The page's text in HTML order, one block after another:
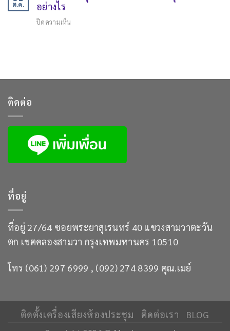
ต.ค.
อย่างไร
ปิดความเห็น
ติดต่อ
ที่อยู่
ที่อยู่ 27/64 ซอยพระยาสุเรนทร์ 40 แขวงสามวาตะวัน
ตก เขตคลองสามวา กรุงเทพมหานคร 10510
โทร (061) 297 6999 , (092) 274 8399 คุณ.เมย์
ติดตั้งเครื่องเสียงห้องประชุม ติดต่อเรา BLOG